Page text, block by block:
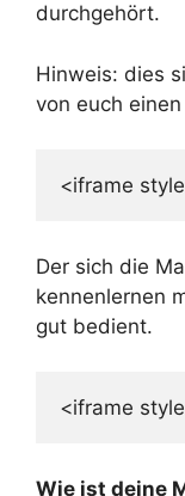
durchgehört.
Hinweis: dies
von euch
<iframe
Der sich die
kennenlernen
gut bedient.
<iframe
Wie ist deine